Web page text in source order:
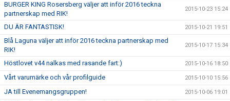
BURGER KING Rosersberg väljer att inför 2016 teckna
partnerskap med RIK!
2015-10-23 15:24
DU ÄR FANTASTISK! 2015-10-21 19:51
Blå Laguna väljer att inför 2016 teckna partnerskap med
RIK!
2015-10-17 15:34
Höstlovet v44 nalkas med rasande fart:) 2015-10-16 18:50
Vårt varumärke och vår profilguide 2015-10-10 15:56
JA till Evenemangsgruppen! 2015-10-06 19:01